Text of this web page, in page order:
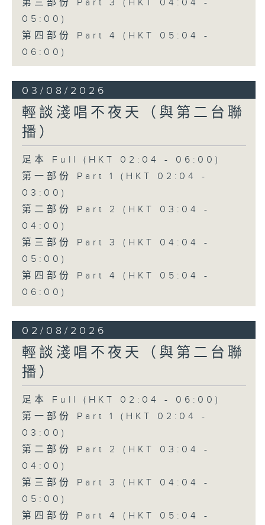
第三部份 Part 3 (HKT 04:04 -
05:00)
第四部份 Part 4 (HKT 05:04 -
06:00)
03/08/2026
輕談淺唱不夜天（與第二台聯
播）
足本 Full (HKT 02:04 - 06:00)
第一部份 Part 1 (HKT 02:04 -
03:00)
第二部份 Part 2 (HKT 03:04 -
04:00)
第三部份 Part 3 (HKT 04:04 -
05:00)
第四部份 Part 4 (HKT 05:04 -
06:00)
02/08/2026
輕談淺唱不夜天（與第二台聯
播）
足本 Full (HKT 02:04 - 06:00)
第一部份 Part 1 (HKT 02:04 -
03:00)
第二部份 Part 2 (HKT 03:04 -
04:00)
第三部份 Part 3 (HKT 04:04 -
05:00)
第四部份 Part 4 (HKT 05:04 -